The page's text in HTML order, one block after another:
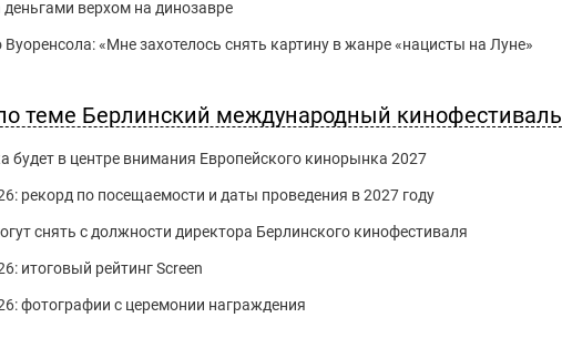
деньгами верхом на динозавре
«Мне захотелось снять картину в жанре «нацисты на Луне»
теме Берлинский международный кинофестиваль
в центре внимания Европейского кинорынка 2027
рекорд по посещаемости и даты проведения в 2027 году
снять с должности директора Берлинского кинофестиваля
итоговый рейтинг Screen
фотографии с церемонии награждения